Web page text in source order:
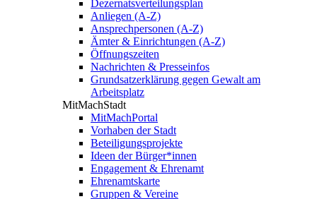
Dezernatsverteilungsplan
Anliegen (A-Z)
Ansprechpersonen (A-Z)
Ämter & Einrichtungen (A-Z)
Öffnungszeiten
Nachrichten & Presseinfos
Grundsatzerklärung gegen Gewalt am
Arbeitsplatz
MitMachStadt
MitMachPortal
Vorhaben der Stadt
Beteiligungsprojekte
Ideen der Bürger*innen
Engagement & Ehrenamt
Ehrenamtskarte
Gruppen & Vereine